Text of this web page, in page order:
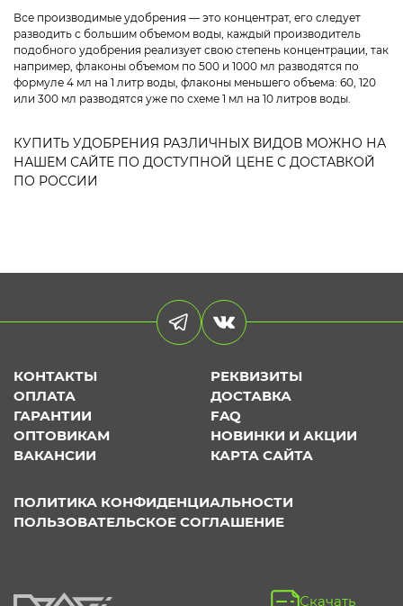
Все производимые удобрения — это концентрат, его следует
разводить с большим объемом воды, каждый производитель
подобного удобрения реализует свою степень концентрации, так
например, флаконы объемом по 500 и 1000 мл разводятся по
формуле 4 мл на 1 литр воды, флаконы меньшего объема: 60, 120
или 300 мл разводятся уже по схеме 1 мл на 10 литров воды.
КУПИТЬ УДОБРЕНИЯ РАЗЛИЧНЫХ ВИДОВ МОЖНО НА
НАШЕМ САЙТЕ ПО ДОСТУПНОЙ ЦЕНЕ С ДОСТАВКОЙ
ПО РОССИИ
КОНТАКТЫ
РЕКВИЗИТЫ
ОПЛАТА
ДОСТАВКА
ГАРАНТИИ
FAQ
ОПТОВИКАМ
НОВИНКИ И АКЦИИ
ВАКАНСИИ
КАРТА САЙТА
ПОЛИТИКА КОНФИДЕНЦИАЛЬНОСТИ
ПОЛЬЗОВАТЕЛЬСКОЕ СОГЛАШЕНИЕ
Скачать